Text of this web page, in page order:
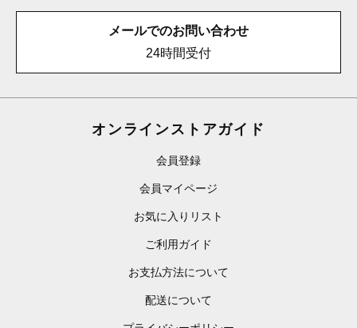
メールでのお問い合わせ
24時間受付
オンラインストアガイド
会員登録
会員マイページ
お気に入りリスト
ご利用ガイド
お支払方法について
配送について